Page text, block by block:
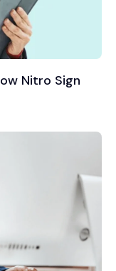
Nitro Sign